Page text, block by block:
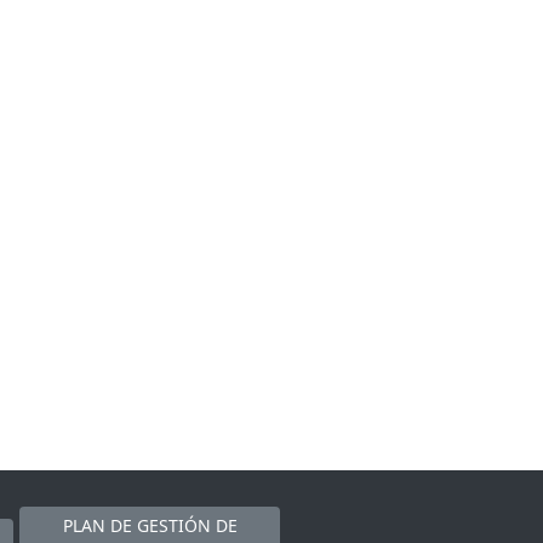
PLAN DE GESTIÓN DE